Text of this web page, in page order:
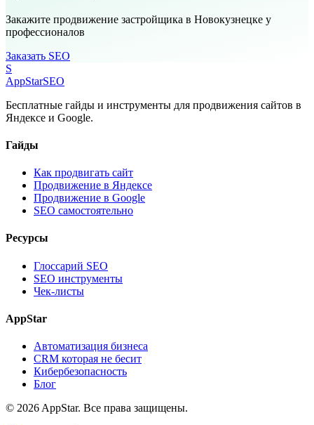
Закажите продвижение застройщика в Новокузнецке у
профессионалов
Заказать SEO
S
AppStarSEO
Бесплатные гайды и инструменты для продвижения сайтов в
Яндексе и Google.
Гайды
Как продвигать сайт
Продвижение в Яндексе
Продвижение в Google
SEO самостоятельно
Ресурсы
Глоссарий SEO
SEO инструменты
Чек-листы
AppStar
Автоматизация бизнеса
CRM которая не бесит
Кибербезопасность
Блог
© 2026 AppStar. Все права защищены.